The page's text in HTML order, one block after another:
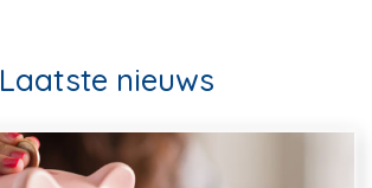
Laatste nieuws